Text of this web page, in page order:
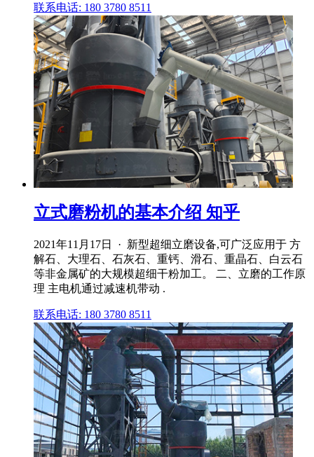
联系电话: 180 3780 8511
立式磨粉机的基本介绍 知乎
2021年11月17日 · 新型超细立磨设备,可广泛应用于 方
解石、大理石、石灰石、重钙、滑石、重晶石、白云石
等非金属矿的大规模超细干粉加工。 二、立磨的工作原
理 主电机通过减速机带动 .
联系电话: 180 3780 8511